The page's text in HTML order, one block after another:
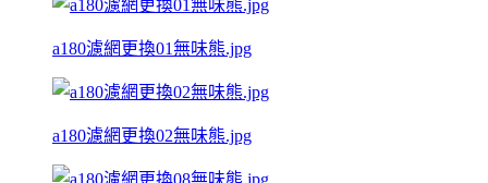
a180濾網更換01無味熊.jpg
a180濾網更換02無味熊.jpg